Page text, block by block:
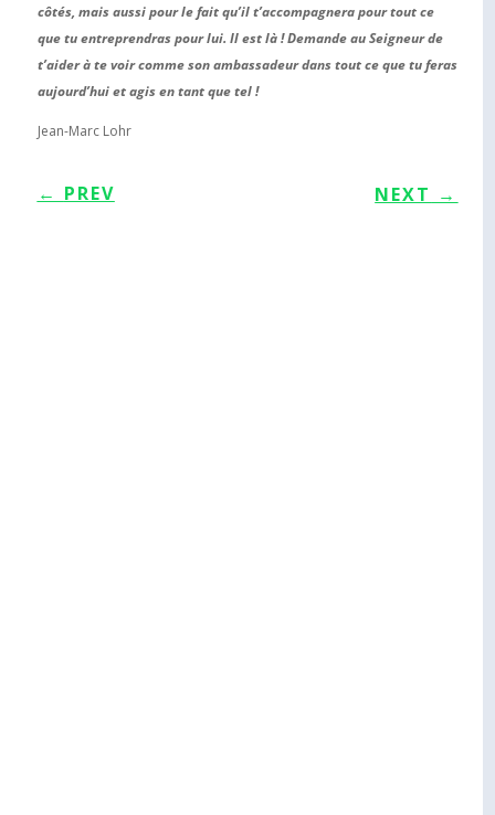
côtés, mais aussi pour le fait qu’il t’accompagnera pour tout ce
que tu entreprendras pour lui. Il est là ! Demande au Seigneur de
t’aider à te voir comme son ambassadeur dans tout ce que tu feras
aujourd’hui et agis en tant que tel !
Jean-Marc Lohr
← PREV NEXT →